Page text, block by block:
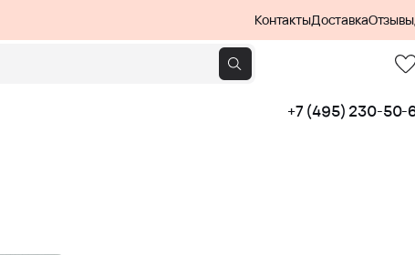
КонтактыДоставкаОтзывы
+7 (495) 230-50-